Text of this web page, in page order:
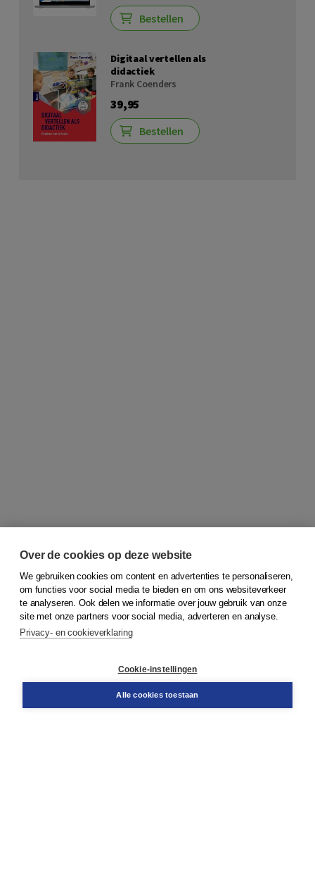
Bestellen
Digitaal vertellen als
didactiek
Frank Coenders
39,95
Bestellen
© 2026Koninklijke Boom uitgevers
Bestellen
Over de cookies op deze website
We gebruiken cookies om content en advertenties te personaliseren,
om functies voor social media te bieden en om ons websiteverkeer
te analyseren. Ook delen we informatie over jouw gebruik van onze
site met onze partners voor social media, adverteren en analyse.
Privacy- en cookieverklaring
Cookie-instellingen
Alle cookies toestaan